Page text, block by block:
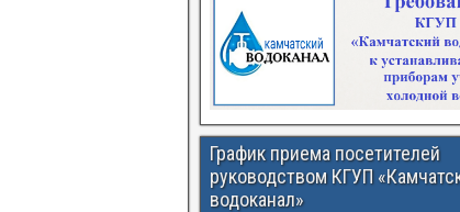
График приема посетителей
руководством КГУП
водоканал»